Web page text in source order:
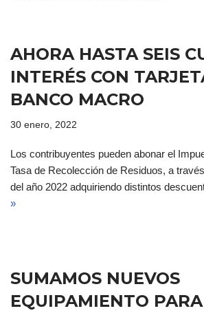
AHORA HASTA SEIS
INTERÉS CON
BANCO MACRO
30 enero, 2022
Los contribuyentes pueden abonar el
Tasa de Recolección de Residuos, a
del año 2022 adquiriendo distintos
»
SUMAMOS NUEVOS
EQUIPAMIENTO